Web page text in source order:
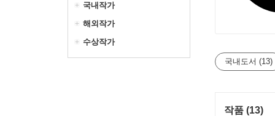
국내작가
해외작가
수상작가
국내도서 (13)
작품 (13)